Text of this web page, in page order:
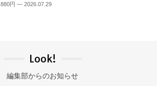
880円 — 2026.07.29
Look!
編集部からのお知らせ